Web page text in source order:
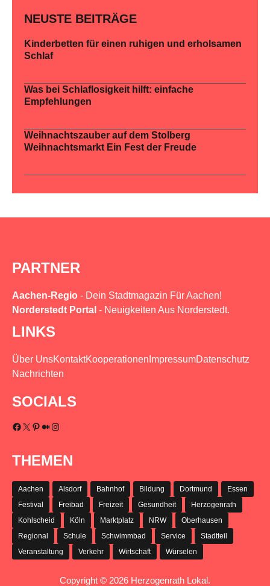
NEUSTE BEITRÄGE
Kinderbetten für einen ruhigen und erholsamen
Schlaf
Was bei Schlaflosigkeit hilft: einfache
Empfehlungen
Weihnachtszauber auf dem Stolberg
Weihnachtsmarkt Ein Fest der Freude
PARTNER
Aachen-Regio - Dein Stadtmagazin Für Aachen!
Norderstedt Portal - Neuigkeiten Aus Norderstedt.
LINKS
Über UnsKontaktKooperationen ImpressumDatenschutz
Nachrichten
SOCIALS
Facebook
X Pinterest
Medium
Instagram
THEMEN
Aachen Alsdorf Bahnhof Bildung Dortmund
Essen
Festival
Freibad Freizeit Gesundheit
Herzogenrath
Kohlscheid
Köln Marktplatz NRW
Oberhausen
Regional
Schule Schwimmbad Service
Stadtteil
Veranstaltung
Verkehr Wirtschaft Würselen
Copyright © 2026 Herzogenrath Lokal.